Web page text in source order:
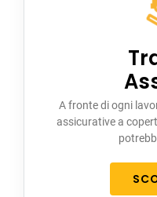
A fronte di ogni
assicurative a